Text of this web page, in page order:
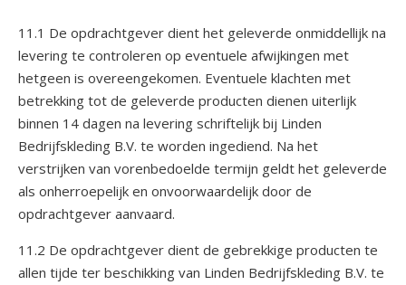
11.1 De opdrachtgever dient het geleverde onmiddellijk na
levering te controleren op eventuele afwijkingen met
hetgeen is overeengekomen. Eventuele klachten met
betrekking tot de geleverde producten dienen uiterlijk
binnen 14 dagen na levering schriftelijk bij Linden
Bedrijfskleding B.V. te worden ingediend. Na het
verstrijken van vorenbedoelde termijn geldt het geleverde
als onherroepelijk en onvoorwaardelijk door de
opdrachtgever aanvaard.
11.2 De opdrachtgever dient de gebrekkige producten te
allen tijde ter beschikking van Linden Bedrijfskleding B.V. te